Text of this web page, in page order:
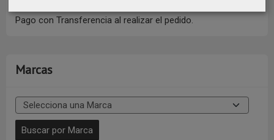
Pago con Transferencia al realizar el pedido.
Marcas